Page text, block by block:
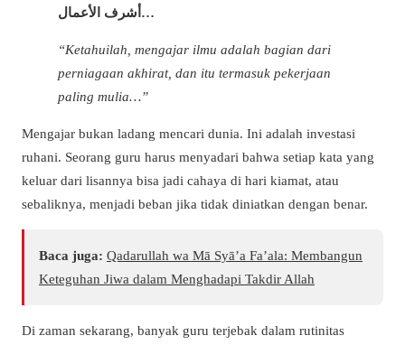
أشرف الأعمال…
“Ketahuilah, mengajar ilmu adalah bagian dari
perniagaan akhirat, dan itu termasuk pekerjaan
paling mulia…”
Mengajar bukan ladang mencari dunia. Ini adalah investasi
ruhani. Seorang guru harus menyadari bahwa setiap kata yang
keluar dari lisannya bisa jadi cahaya di hari kiamat, atau
sebaliknya, menjadi beban jika tidak diniatkan dengan benar.
Baca juga: Qadarullah wa Mā Syā’a Fa’ala: Membangun
Keteguhan Jiwa dalam Menghadapi Takdir Allah
Di zaman sekarang, banyak guru terjebak dalam rutinitas